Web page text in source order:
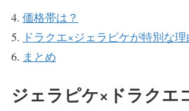
価格帯は？
ドラクエ×ジェラピケが特別な理
まとめ
ジェラピケ×ドラクエ